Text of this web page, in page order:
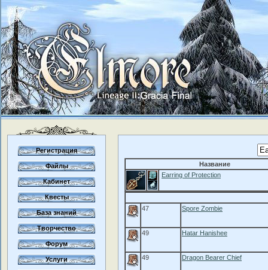
Регистрация
Файлы
Кабинет
Квесты
База знаний
Творчество
Форум
Услуги
Название
Earring of Protection
47 Spore Zombie
49 Hatar Hanishee
49 Dragon Bearer Chief